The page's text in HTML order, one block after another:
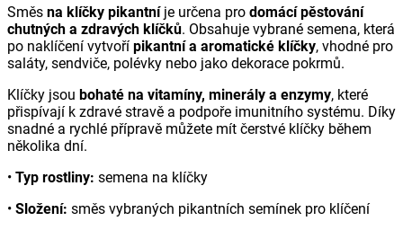
Směs na klíčky pikantníje určena pro domácí pěstování
chutných a zdravých klíčků. Obsahuje vybrané semena, která
po naklíčení vytvoří pikantní a aromatické klíčky, vhodné pro
saláty, sendviče, polévky nebo jako dekorace pokrmů.
Klíčky jsou bohaté na vitamíny, minerály a enzymy, které
přispívají k zdravé stravě a podpoře imunitního systému. Díky
snadné a rychlé přípravě můžete mít čerstvé klíčky během
několika dní.
• Typ rostliny: semena na klíčky
• Složení: směs vybraných pikantních semínek pro klíčení